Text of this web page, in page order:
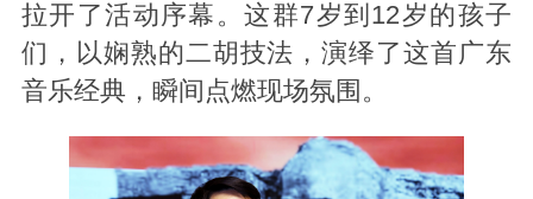
拉开了活动序幕。这群7岁到12岁的孩子
们，以娴熟的二胡技法，演绎了这首广东
音乐经典，瞬间点燃现场氛围。